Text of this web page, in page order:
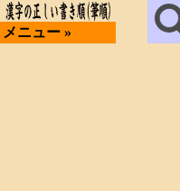
メニュー »